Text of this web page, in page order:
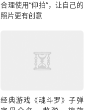
合理使用“仰拍”，让自己的
照片更有创意
经典游戏《魂斗罗》子弹